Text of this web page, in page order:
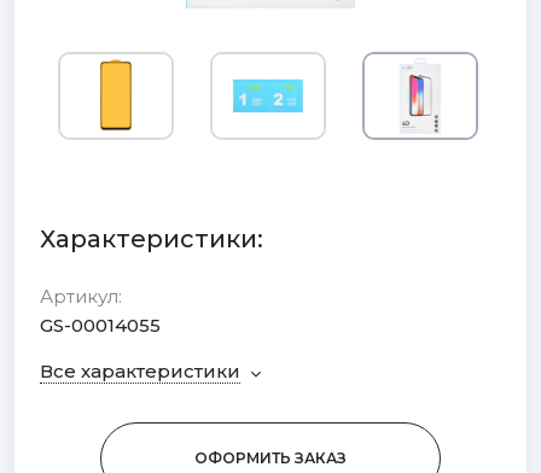
Характеристики:
Артикул:
GS-00014055
Все характеристики
ОФОРМИТЬ ЗАКАЗ